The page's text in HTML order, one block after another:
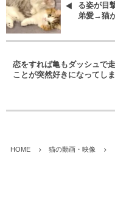
る姿が目
弟愛→猫
恋をすれば亀もダッシュで
ことが突然好きになってし
HOME 猫の動画・映像